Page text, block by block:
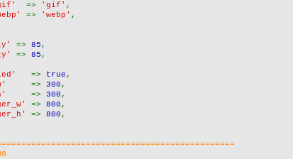
gif' => 'gif' ,
=> 'webp' ,
=> 85 ,
=> 85 ,
=> true ,
=> 300 ,
=> 300 ,
=> 800 ,
=> 800 ,